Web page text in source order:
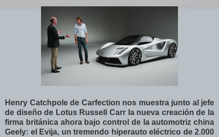
Henry Catchpole de Carfection nos muestra junto al jefe
de diseño de Lotus Russell Carr la nueva creación de la
firma británica ahora bajo control de la automotriz china
Geely: el Evija, un tremendo hiperauto eléctrico de 2.000